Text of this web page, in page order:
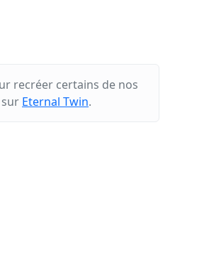
recréer certains de nos
Eternal Twin.